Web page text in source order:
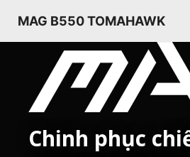
MAG B550 TOMAHAWK
Chinh phục